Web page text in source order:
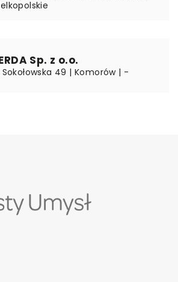
Sp. z o.o.
Sokołowska 49 | Komorów | -